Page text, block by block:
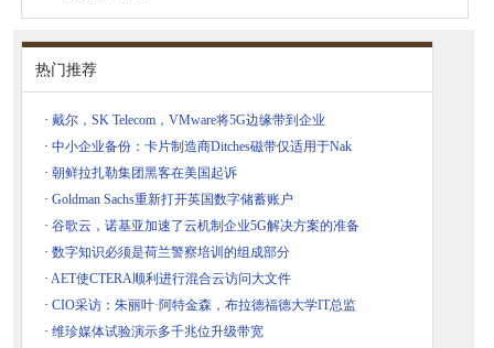
热门推荐
· 戴尔，SK Telecom，VMware将5G边缘带到企业
· 中小企业备份：卡片制造商Ditches磁带仅适用于Nak
· 朝鲜拉扎勒集团黑客在美国起诉
· Goldman Sachs重新打开英国数字储蓄账户
· 谷歌云，诺基亚加速了云机制企业5G解决方案的准备
· 数字知识必须是荷兰警察培训的组成部分
· AET使CTERA顺利进行混合云访问大文件
· CIO采访：朱丽叶·阿特金森，布拉德福德大学IT总监
· 维珍媒体试验演示多千兆位升级带宽